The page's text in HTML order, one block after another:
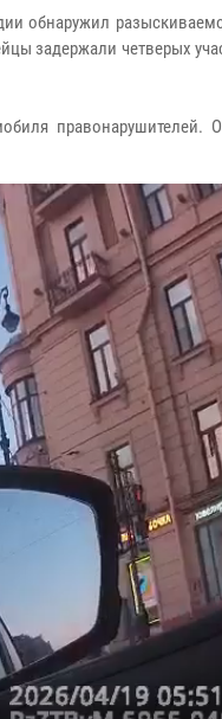
обнаружил
задержали четверых